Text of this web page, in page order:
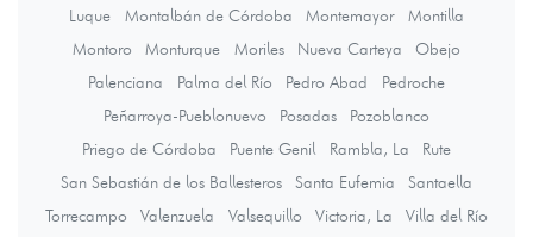
Luque
Montalbán de Córdoba Montemayor
Montilla
Montoro
Monturque Moriles Nueva Carteya
Obejo
Palenciana
Palma del Río Pedro Abad
Pedroche
Peñarroya-Pueblonuevo
Posadas
Pozoblanco
Priego de Córdoba
Puente Genil Rambla, La
Rute
San Sebastián de los Ballesteros
Santa Eufemia
Santaella
Torrecampo
Valenzuela Valsequillo Victoria, La
Villa del Río